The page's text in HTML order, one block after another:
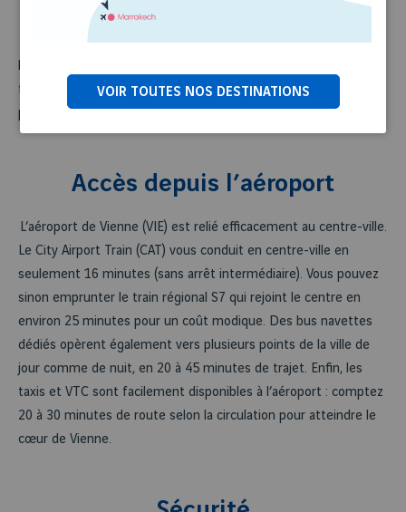
Membre de l’Union européenne et de l’espace Schengen,
français : aucun visa requis, une carte d’identité ou un
passeport en cours de validité suffit pour le voyage.
Accès depuis l’aéroport
L’aéroport de Vienne (VIE) est relié efficacement au centre-ville.
Le City Airport Train (CAT) vous conduit en centre-ville en
seulement 16 minutes (sans arrêt intermédiaire). Vous pouvez
sinon emprunter le train régional S7 qui rejoint le centre en
environ 25 minutes pour un coût modique. Des bus navettes
dédiés opèrent également vers plusieurs points de la ville de
jour comme de nuit, en 20 à 45 minutes de trajet. Enfin, les
taxis et VTC sont facilement disponibles à l’aéroport : comptez
20 à 30 minutes de route selon la circulation pour atteindre le
cœur de Vienne.
VOIR TOUTES NOS DESTINATIONS